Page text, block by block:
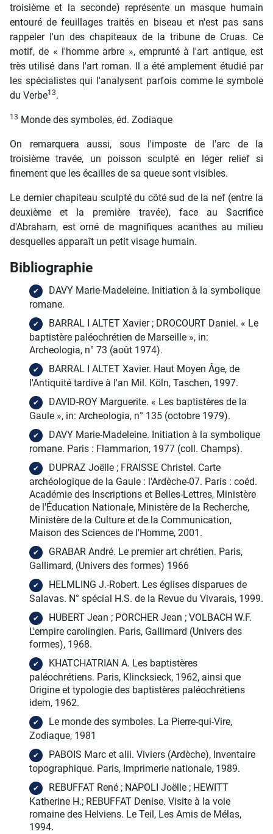
troisième et la seconde) représente un masque humain
entouré de feuillages traités en biseau et n'est pas sans
rappeler l'un des chapiteaux de la tribune de Cruas. Ce
motif, de « l'homme arbre », emprunté à l'art antique, est
très utilisé dans l'art roman. Il a été amplement étudié par
les spécialistes qui l'analysent parfois comme le symbole
du Verbe13.
13 Monde des symboles, éd. Zodiaque
On remarquera aussi, sous l'imposte de l'arc de la
troisième travée, un poisson sculpté en léger relief si
finement que les écailles de sa queue sont visibles.
Le dernier chapiteau sculpté du côté sud de la nef (entre la
deuxième et la première travée), face au Sacrifice
d'Abraham, est orné de magnifiques acanthes au milieu
desquelles apparaît un petit visage humain.
Bibliographie
DAVY Marie-Madeleine. Initiation à la symbolique
romane.
BARRAL I ALTET Xavier ; DROCOURT Daniel. « Le
baptistère paléochrétien de Marseille », in:
Archeologia, n° 73 (août 1974).
BARRAL I ALTET Xavier. Haut Moyen Âge, de
l'Antiquité tardive à l'an Mil. Köln, Taschen, 1997.
DAVID-ROY Marguerite. « Les baptistères de la
Gaule », in: Archeologia, n° 135 (octobre 1979).
DAVY Marie-Madeleine. Initiation à la symbolique
romane. Paris : Flammarion, 1977 (coll. Champs).
DUPRAZ Joëlle ; FRAISSE Christel. Carte
archéologique de la Gaule : l'Ardèche-07. Paris : coéd.
Académie des Inscriptions et Belles-Lettres, Ministère
de l'Éducation Nationale, Ministère de la Recherche,
Ministère de la Culture et de la Communication,
Maison des Sciences de l'Homme, 2001.
GRABAR André. Le premier art chrétien. Paris,
Gallimard, (Univers des formes) 1966
HELMLING J.-Robert. Les églises disparues de
Salavas. N° spécial H.S. de la Revue du Vivarais, 1999.
HUBERT Jean ; PORCHER Jean ; VOLBACH W.F.
L'empire carolingien. Paris, Gallimard (Univers des
formes), 1968.
KHATCHATRIAN A. Les baptistères
paléochrétiens. Paris, Klincksieck, 1962, ainsi que
Origine et typologie des baptistères paléochrétiens
idem, 1962.
Le monde des symboles. La Pierre-qui-Vire,
Zodiaque, 1981
PABOIS Marc et alii. Viviers (Ardèche), Inventaire
topographique. Paris, Imprimerie nationale, 1989.
REBUFFAT René ; NAPOLI Joëlle ; HEWITT
Katherine H.; REBUFFAT Denise. Visite à la voie
romaine des Helviens. Le Teil, Les Amis de Mélas,
1994.